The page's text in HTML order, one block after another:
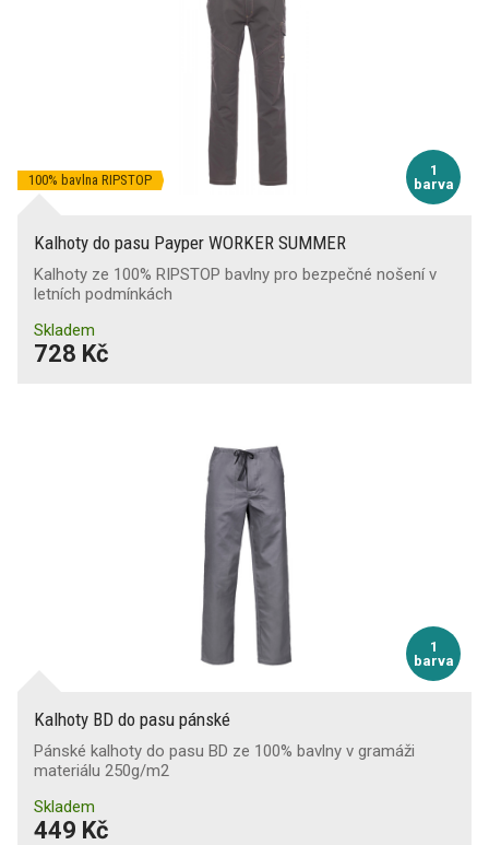
1
barva
100% bavlna RIPSTOP
Kalhoty do pasu Payper WORKER SUMMER
Kalhoty ze 100% RIPSTOP bavlny pro bezpečné nošení v
letních podmínkách
Skladem
728 Kč
1
barva
Kalhoty BD do pasu pánské
Pánské kalhoty do pasu BD ze 100% bavlny v gramáži
materiálu 250g/m2
Skladem
449 Kč